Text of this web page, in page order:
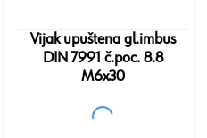
Vijak upuštena gl.imbus
DIN 7991 č.poc. 8.8
M6x30